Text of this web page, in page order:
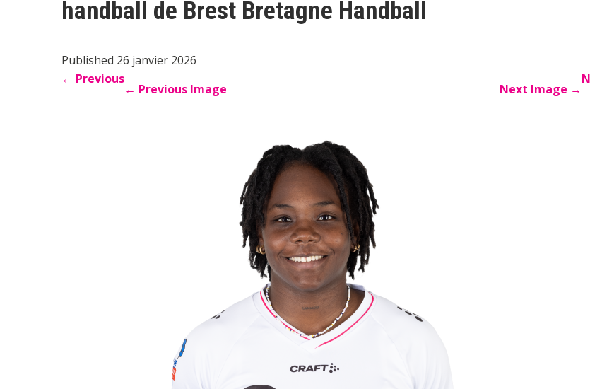
handball de Brest Bretagne Handball
Published 26 janvier 2026
← Previous
← Previous Image Next Image →